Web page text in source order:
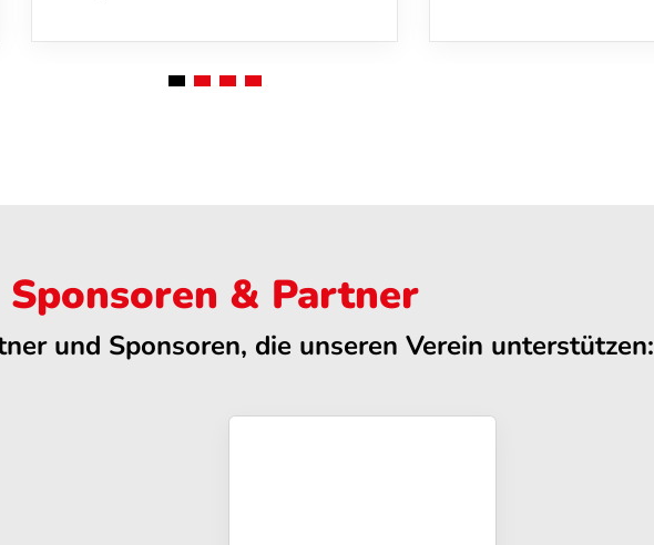
Sponsoren & Partner
und Sponsoren, die unseren Verein unterstützen: